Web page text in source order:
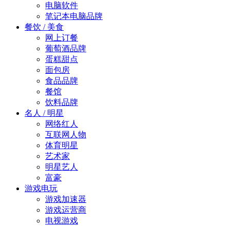
电脑软件
笔记本电脑品牌
餐饮 / 美食
网上订餐
葡萄酒品牌
蛋糕甜点
面包房
食品品牌
餐馆
饮料品牌
名人 / 明星
网络红人
互联网人物
体育明星
艺术家
明星艺人
富豪
游戏电玩
游戏加速器
游戏运营商
电视游戏